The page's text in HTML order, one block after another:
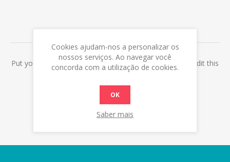
Put your login / registration information here. You can edit this
Cookies ajudam-nos a personalizar os
nossos serviços. Ao navegar você
concorda com a utilização de cookies.
OK
Saber mais